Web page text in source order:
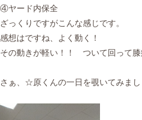
④ヤード内保全
ざっくりですがこんな感じです。
感想はですね、よく動く！
その動きが軽い！！ ついて回って膝
さぁ、☆原くんの一日を覗いてみま